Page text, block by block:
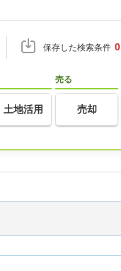
保存した検索条件 0
土地活用
売る
売却